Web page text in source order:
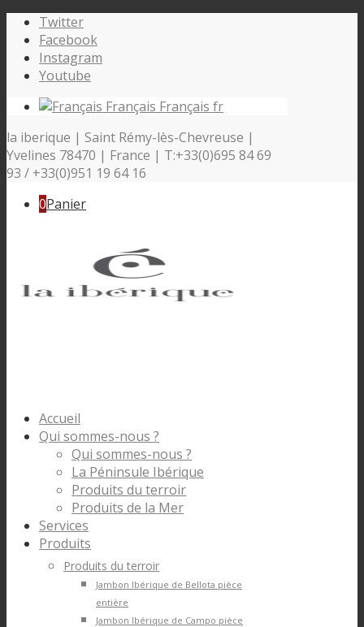
Twitter
Facebook
Instagram
Youtube
Français Français fr
la iberique | Saint Rémy-lès-Chevreuse |
Yvelines 78470 | France | T:+33(0)695 84 69
93 / +33(0)951 19 64 16
0Panier
Accueil
Qui sommes-nous ?
Qui sommes-nous ?
La Péninsule Ibérique
Produits du terroir
Produits de la Mer
Services
Produits
Produits du terroir
Jambon Ibérique de Bellota pièce
entière
Jambon Ibérique de Campo pièce